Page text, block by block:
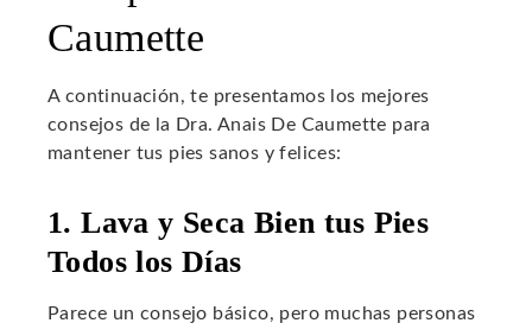
Caumette
A continuación, te presentamos los mejores
consejos de la Dra. Anais De Caumette para
mantener tus pies sanos y felices:
1. Lava y Seca Bien tus Pies
Todos los Días
Parece un consejo básico, pero muchas personas